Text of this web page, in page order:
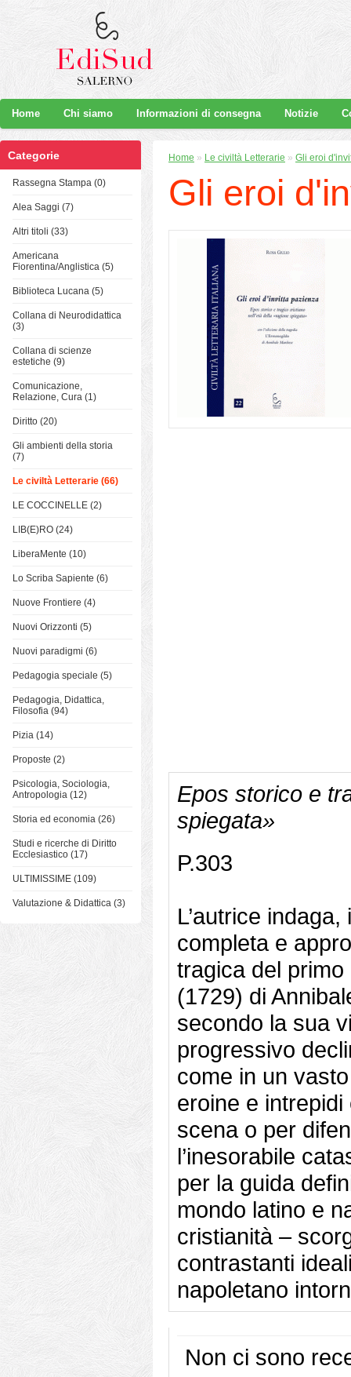
Home Chi siamo Informazioni di consegna Notizie
Categorie
Rassegna Stampa (0)
Alea Saggi (7)
Altri titoli (33)
Americana
Fiorentina/Anglistica (5)
Biblioteca Lucana (5)
Collana di Neurodidattica
(3)
Collana di scienze
estetiche (9)
Comunicazione,
Relazione, Cura (1)
Diritto (20)
Gli ambienti della storia
(7)
Le civiltà Letterarie (66)
LE COCCINELLE (2)
LIB(E)RO (24)
LiberaMente (10)
Lo Scriba Sapiente (6)
Nuove Frontiere (4)
Nuovi Orizzonti (5)
Nuovi paradigmi (6)
Pedagogia speciale (5)
Pedagogia, Didattica,
Filosofia (94)
Pizia (14)
Proposte (2)
Psicologia, Sociologia,
Antropologia (12)
Storia ed economia (26)
Studi e ricerche di Diritto
Ecclesiastico (17)
ULTIMISSIME (109)
Valutazione & Didattica (3)
Home » Le civiltà Letterarie » Gli eroi
Gli eroi
Epos storico e
spiegata»
P.303
L’autrice
completa e
tragica del
(1729) di
secondo la sua
progressivo
come in un
eroine e
scena o per
l’inesorabile
per la guida
mondo latino e
cristianità –
contrastanti
napoletano
Non ci sono